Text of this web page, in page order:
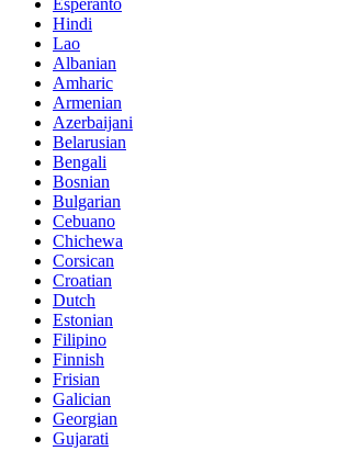
Hindi
Lao
Albanian
Amharic
Armenian
Azerbaijani
Belarusian
Bengali
Bosnian
Bulgarian
Cebuano
Chichewa
Corsican
Croatian
Dutch
Estonian
Filipino
Finnish
Frisian
Galician
Georgian
Gujarati